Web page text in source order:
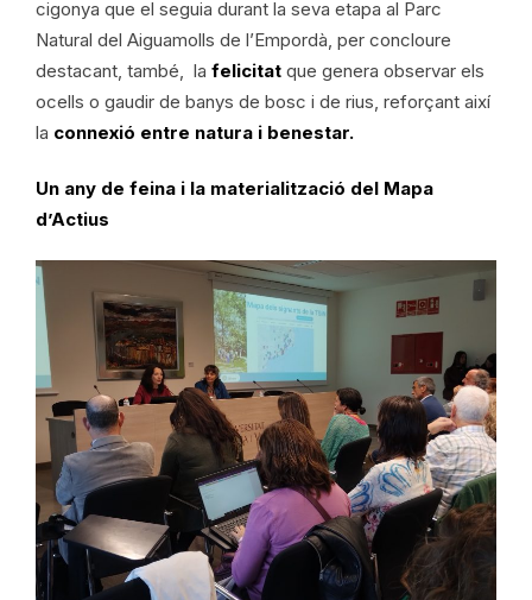
cigonya que el seguia durant la seva etapa al Parc
Natural del Aiguamolls de l’Empordà, per concloure
destacant, també, la felicitat que genera observar els
ocells o gaudir de banys de bosc i de rius, reforçant així
la connexió entre natura i benestar.
Un any de feina i la materialització del Mapa
d’Actius